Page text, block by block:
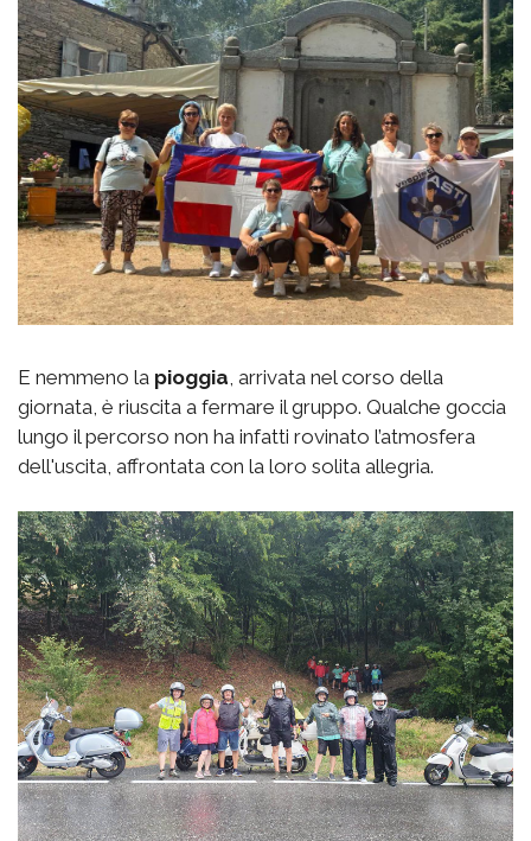
E nemmeno la pioggia, arrivata nel corso della
giornata, è riuscita a fermare il gruppo. Qualche goccia
lungo il percorso non ha infatti rovinato l’atmosfera
dell'uscita, affrontata con la loro solita allegria.